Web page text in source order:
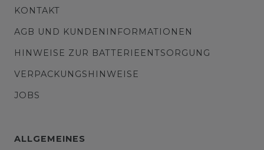
KONTAKT
AGB UND KUNDENINFORMATIONEN
HINWEISE ZUR BATTERIEENTSORGUNG
VERPACKUNGSHINWEISE
JOBS
ALLGEMEINES